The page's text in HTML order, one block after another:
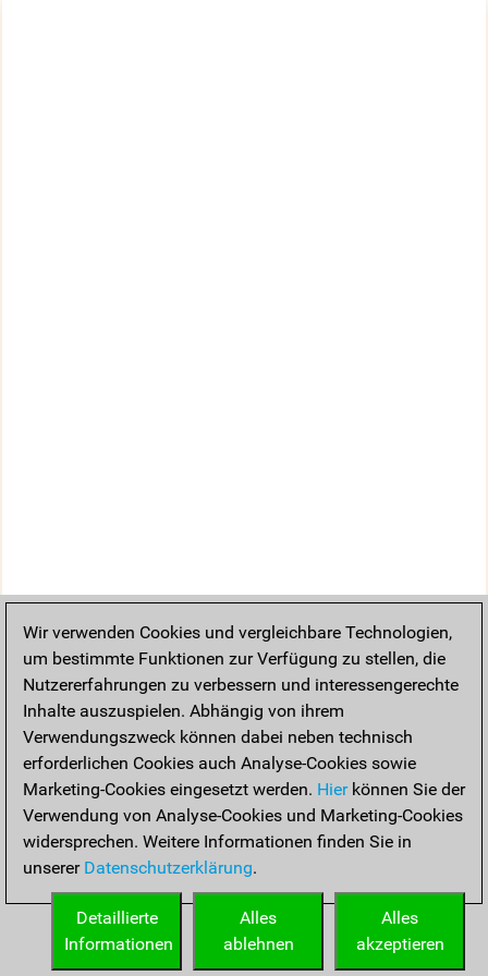
Wir verwenden Cookies und vergleichbare Technologien,
um bestimmte Funktionen zur Verfügung zu stellen, die
Nutzererfahrungen zu verbessern und interessengerechte
Inhalte auszuspielen. Abhängig von ihrem
Verwendungszweck können dabei neben technisch
erforderlichen Cookies auch Analyse-Cookies sowie
Marketing-Cookies eingesetzt werden. Hierkönnen Sie der
Verwendung von Analyse-Cookies und Marketing-Cookies
widersprechen. Weitere Informationen finden Sie in
unserer Datenschutzerklärung.
Alles
akzeptieren
Alles
ablehnen
Detaillierte
Informationen